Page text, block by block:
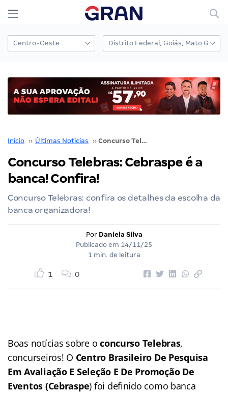
Início ›› Últimas Notícias ›› Concurso Telebras: Cebraspe é a banca! Confira!
Concurso Telebras: Cebraspe é a
banca! Confira!
Concurso Telebras: confira os detalhes da escolha da
banca organizadora!
Por Daniela Silva
Publicado em 14/11/25
1 min. de leitura
1 0
Boas notícias sobre oconcurso Telebras,
concurseiros! O Centro Brasileiro De Pesquisa
Em Avaliação E Seleção E De Promoção De
Eventos (Cebraspe) foi definido como banca